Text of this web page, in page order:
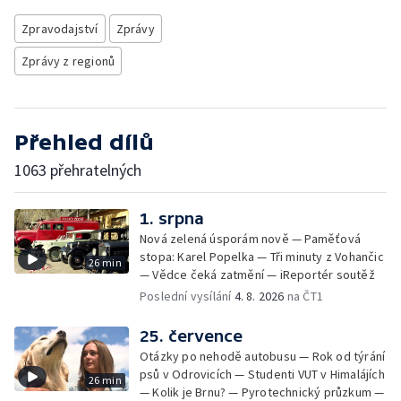
Zpravodajství
Zprávy
Zprávy z regionů
Přehled dílů
1063 přehratelných
26 min
1. srpna
Nová zelená úsporám nově — Paměťová
stopa: Karel Popelka — Tři minuty z Vohančic
— Vědce čeká zatmění — iReportér soutěž
Poslední vysílání4. 8. 2026 na ČT1
26 min
25. července
Otázky po nehodě autobusu — Rok od týrání
psů v Odrovicích — Studenti VUT v Himalájích
— Kolik je Brnu? — Pyrotechnický průzkum —